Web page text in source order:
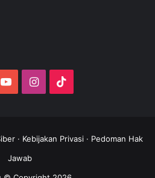
YouTubeInstagram
· Kebijakan Privasi · Pedoman Hak
Jawab